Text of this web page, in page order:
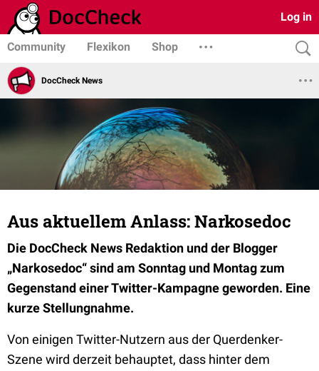
Log in
Community Flexikon Shop
DocCheck News
Aus aktuellem Anlass: Narkosedoc
Die DocCheck News Redaktion und der Blogger
„Narkosedoc“ sind am Sonntag und Montag zum
Gegenstand einer Twitter-Kampagne geworden. Eine
kurze Stellungnahme.
Von einigen Twitter-Nutzern aus der Querdenker-
Szene wird derzeit behauptet, dass hinter dem